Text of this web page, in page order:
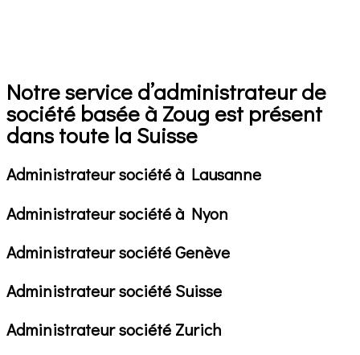
Notre service d’administrateur de
société basée à Zoug est présent
dans toute la Suisse
Administrateur société à Lausanne
Administrateur société à Nyon
Administrateur société Genève
Administrateur société Suisse
Administrateur société Zurich